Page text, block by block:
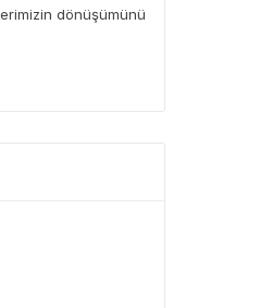
dönüşümünü